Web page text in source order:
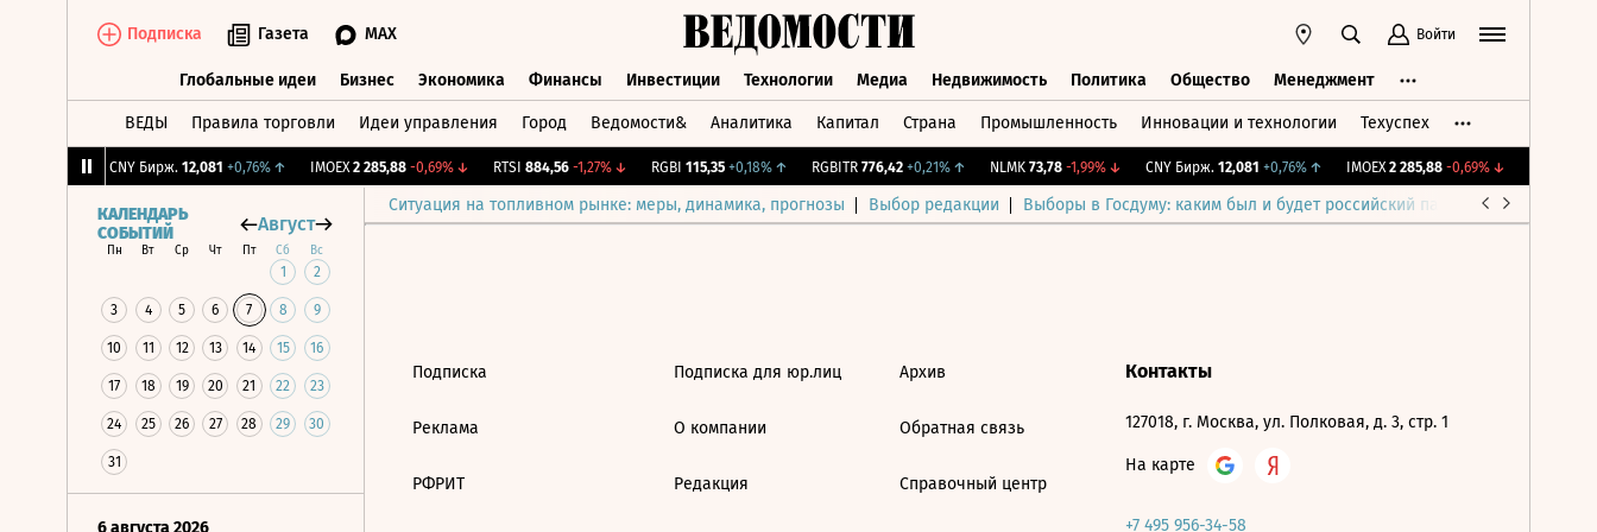
Подписка Газета MAX Войти
Глобальные идеи Бизнес Экономика Финансы Инвестиции Технологии Медиа Недвижимость Политика Общество Менеджмент
ВЕДЫ Правила торговли Идеи управления Город Ведомости& Аналитика Капитал Страна Промышленность Инновации и технологии Техуспех
CNY Бирж. 12,081 +0,76%↑ IMOEX 2 285,88 -0,69%↓ RTSI 884,56 -1,27%↓ RGBI 115,35 +0,18%↑ RGBITR 776,42 +0,21%↑ NLMK 73,78 -1,99%↓ CNY Бирж. 12,081 +0,76%↑ IMOEX 2 285,88 -0,69%↓
Ситуация на топливном рынке: меры, динамика, прогнозы Выбор редакции Выборы в Госдуму: каким был и будет российский парламент
КАЛЕНДАРЬ
СОБЫТИЙ
Август
Пн Вт Ср Чт Пт Сб Вс
1 2
3 4 5 6 7 8 9
10 11 12 13 14 15 16
17 18 19 20 21 22 23
24 25 26 27 28 29 30
31
6 августа 2026
Подписка
Реклама
РФРИТ
Подписка для юр.лиц
О компании
Редакция
Архив
Обратная связь
Справочный центр
Контакты
127018, г. Москва, ул. Полковая, д. 3, стр. 1
На карте
+7 495 956-34-58